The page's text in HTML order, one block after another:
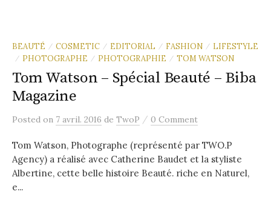
BEAUTÉ / COSMETIC / EDITORIAL / FASHION / LIFESTYLE
/ PHOTOGRAPHE / PHOTOGRAPHIE / TOM WATSON
Tom Watson – Spécial Beauté – Biba
Magazine
Posted on 7 avril. 2016 de TwoP / 0 Comment
Tom Watson, Photographe (représenté par TWO.P
Agency) a réalisé avec Catherine Baudet et la styliste
Albertine, cette belle histoire Beauté. riche en Naturel,
e...